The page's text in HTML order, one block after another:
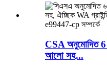
e99447-cp সম্পর্কে
CSA অনুমোদিত 6
আলো সহ...